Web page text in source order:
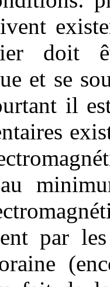
doit
et se
il
(au
par